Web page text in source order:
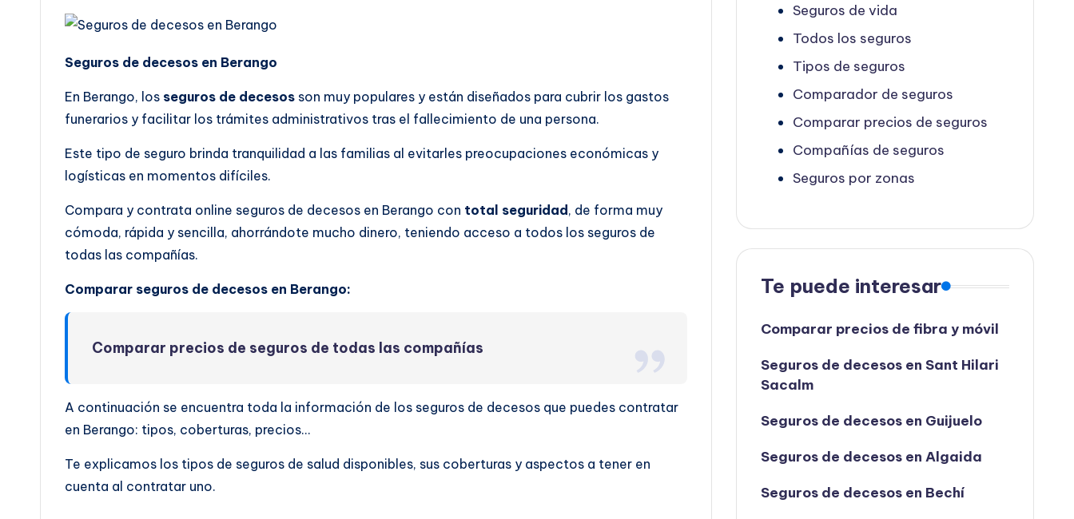
Seguros de decesos en Berango
En Berango, los seguros de decesos son muy populares y están diseñados para cubrir los gastos
funerarios y facilitar los trámites administrativos tras el fallecimiento de una persona.
Este tipo de seguro brinda tranquilidad a las familias al evitarles preocupaciones económicas y
logísticas en momentos difíciles.
Compara y contrata online seguros de decesos en Berango con total seguridad , de forma muy
cómoda, rápida y sencilla, ahorrándote mucho dinero, teniendo acceso a todos los seguros de
todas las compañías.
Comparar seguros de decesos en Berango:
Comparar precios de seguros de todas las compañías
A continuación se encuentra toda la información de los seguros de decesos que puedes contratar
en Berango: tipos, coberturas, precios…
Te explicamos los tipos de seguros de salud disponibles, sus coberturas y aspectos a tener en
cuenta al contratar uno.
Seguros de vida
Todos los seguros
Tipos de seguros
Comparador de seguros
Comparar precios de seguros
Compañías de seguros
Seguros por zonas
Te puede interesar
Comparar precios de fibra y móvil
Seguros de decesos en Sant Hilari
Sacalm
Seguros de decesos en Guijuelo
Seguros de decesos en Algaida
Seguros de decesos en Bechí